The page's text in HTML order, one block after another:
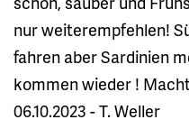
nur weiterempfehlen!
fahren aber Sardinien
kommen wieder !
06.10.2023 - T. Weller